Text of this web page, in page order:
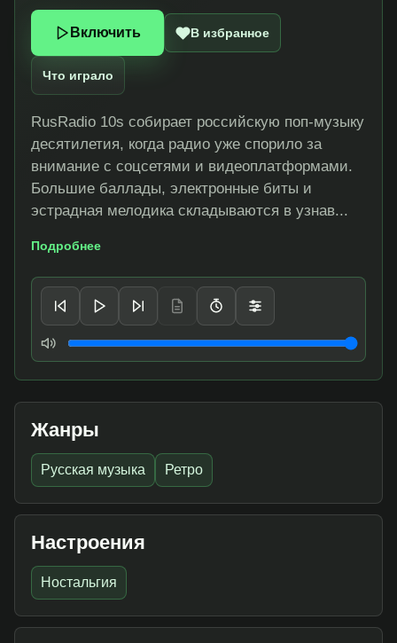
Включить В избранное
Что играло
RusRadio 10s собирает российскую поп-музыку
десятилетия, когда радио уже спорило за
внимание с соцсетями и видеоплатформами.
Большие баллады, электронные биты и
эстрадная мелодика складываются в узнав...
Подробнее
Управление плеером
Громкость
Жанры
Русская музыка Ретро
Настроения
Ностальгия